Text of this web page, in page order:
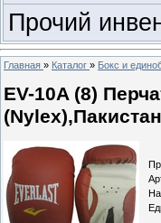
Прочий
Главная » Каталог » Бокс и
EV-10A (8)